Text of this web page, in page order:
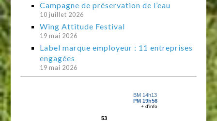
Campagne de préservation de l’eau
10 juillet 2026
Wing Attitude Festival
19 mai 2026
Label marque employeur : 11 entreprises
engagées
19 mai 2026